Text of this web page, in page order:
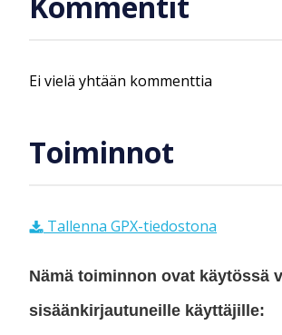
Ei vielä yhtään kommenttia
Toiminnot
Tallenna GPX-tiedostona
Nämä toiminnon ovat käytössä
sisäänkirjautuneille käyttäjille: